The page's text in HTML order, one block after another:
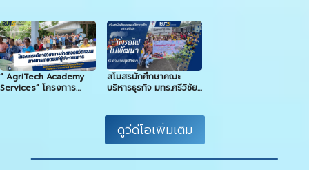
หนึ่งใจให้”
มากกว่าต้นไม้
“ AgriTech Academy
Services” โครงการ
สโมสรนักศึกษาคณะ
บริหารธุรกิจ มทร.ศรีวิชัย
ดูวีดีโอเพิ่มเติม